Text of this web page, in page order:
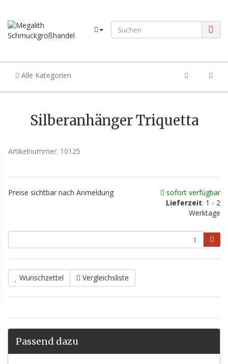
Alle Kategorien
Silberanhänger Triquetta
Artikelnummer: 10125
Preise sichtbar nach Anmeldung
sofort verfügbar
Lieferzeit: 1 - 2
Werktage
Wunschzettel Vergleichsliste
Passend dazu